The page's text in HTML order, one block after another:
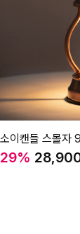
소이캔들 스몰자
29%